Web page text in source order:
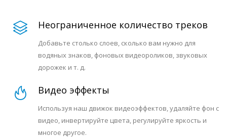
Неограниченное количество треков
Добавьте столько слоев, сколько вам нужно для
водяных знаков, фоновых видеороликов, звуковых
дорожек и т. д.
Видео эффекты
Используя наш движок видеоэффектов, удаляйте фон с
видео, инвертируйте цвета, регулируйте яркость и
многое другое.